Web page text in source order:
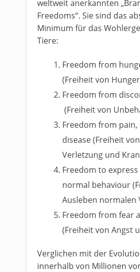
weltweit anerkannten
Freedoms“. Sie sind das
Minimum für das
Tiere:
Freedom from
(Freiheit von
Freedom from
(Freiheit von
Freedom from
disease (Freiheit
Verletzung und
Freedom to
normal behaviour
Ausleben normalen
Freedom from fear
(Freiheit von Angst
Verglichen mit der
innerhalb von Millionen